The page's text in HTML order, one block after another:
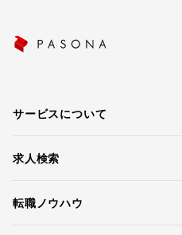
サービスについて
求人検索
転職ノウハウ